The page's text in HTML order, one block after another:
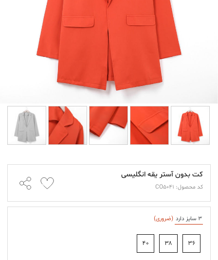
کت بدون آستر یقه انگلیسی
کد محصول: CO5041
3 سایز دارد (ضروری)
۳۶ ۳۸ ۴۰